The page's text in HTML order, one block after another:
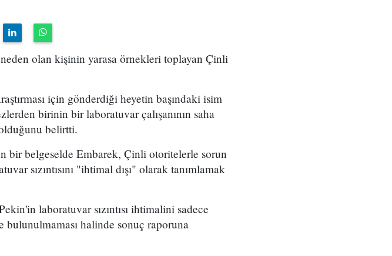
olan kişinin yarasa örnekleri toplayan Çinli
için gönderdiği heyetin başındaki isim
birinin bir laboratuvar çalışanının saha
olduğunu belirtti.
bir belgeselde Embarek, Çinli otoritelerle sorun
sızıntısını "ihtimal dışı" olarak tanımlamak
laboratuvar sızıntısı ihtimalini sadece
bulunulmaması halinde sonuç raporuna